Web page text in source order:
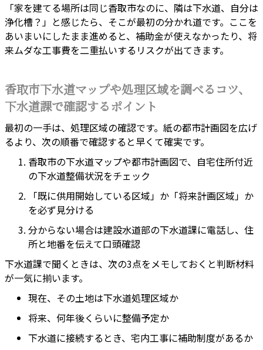
「家を建てる場所は同じ香取市なのに、隣は下水道、自分は
浄化槽？」と感じたら、そこが最初の分かれ道です。ここを
あいまいにしたまま進めると、補助金が使えなかったり、将
来ムダな工事費を二重払いするリスクが出てきます。
香取市下水道マップや処理区域を調べるコツ、
下水道課で確認するポイント
最初の一手は、処理区域の確認です。紙の都市計画図を広げ
るより、次の順番で確認すると早くて確実です。
香取市の下水道マップや都市計画図で、自宅住所付近
の下水道整備状況をチェック
「既に供用開始している区域」か「将来計画区域」か
を必ず見分ける
分からない場合は建設水道部の下水道課に電話し、住
所と地番を伝えて口頭確認
下水道課で聞くときは、次の3点をメモしておくと判断材料
が一気に揃います。
現在、その土地は下水道処理区域か
将来、何年後くらいに整備予定か
下水道に接続するとき、宅内工事に補助制度があるか